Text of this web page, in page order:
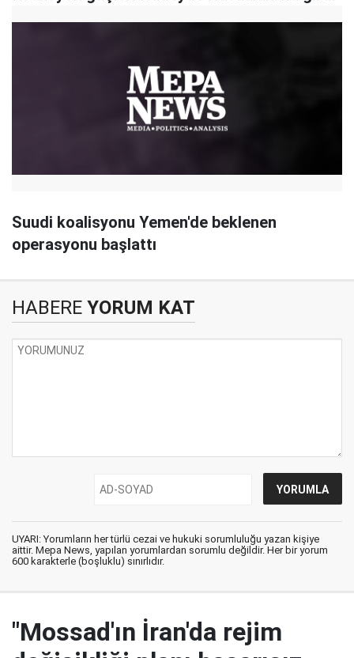
Suudi koalisyonu Yemen'de beklenen
operasyonu başlattı
HABERE YORUM KAT
UYARI: Yorumların her türlü cezai ve hukuki sorumluluğu yazan kişiye
aittir. Mepa News, yapılan yorumlardan sorumlu değildir. Her bir yorum
600 karakterle (boşluklu) sınırlıdır.
"Mossad'ın İran'da rejim